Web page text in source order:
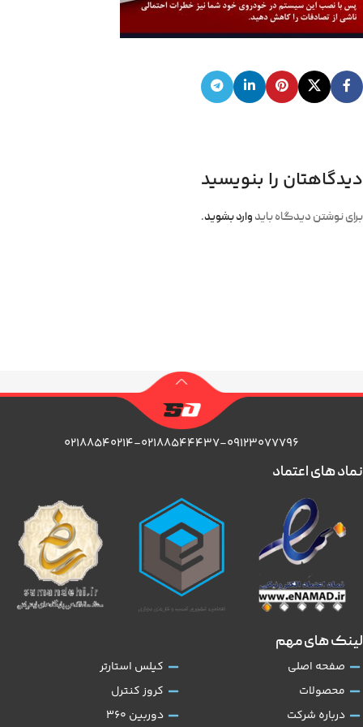
دیدگاهتان را بنویسید
برای نوشتن دیدگاه باید وارد بشوید.
۰۲۱۸۸۵۴۰۲۱۴-۰۲۱۸۸۵۴۴۴۳۷-۰۹۱۲۳۰۷۷۷۹۶
لینک های مهم
صفحه اصلی
محصولات
درباره شرکت
کیلس استارتر
کروز کنترل
دوربین 360
نماد های اعتماد